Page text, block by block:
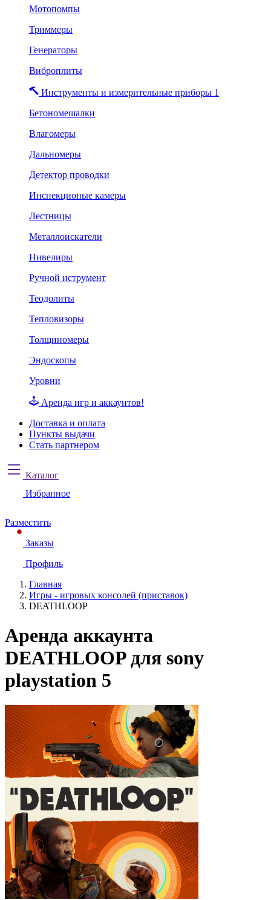
Мотопомпы
Триммеры
Генераторы
Виброплиты
Инструменты и измерительные приборы 1
Бетономешалки
Влагомеры
Дальномеры
Детектор проводки
Инспекционые камеры
Лестницы
Металлоискатели
Нивелиры
Ручной иструмент
Теодолиты
Тепловизоры
Толщиномеры
Эндоскопы
Уровни
Аренда игр и аккаунтов!
Доставка и оплата
Пункты выдачи
Стать партнером
Каталог
Избранное
Разместить
Заказы
Профиль
Главная
Игры - игровых консолей (приставок)
DEATHLOOP
Аренда аккаунта
DEATHLOOP для sony
playstation 5